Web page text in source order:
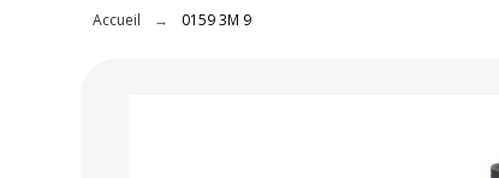
Accueil 0159 3M 9